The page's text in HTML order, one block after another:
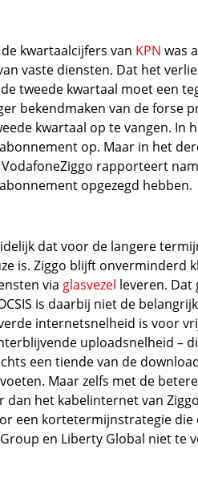
kwartaalcijfers van KPN was
vaste diensten. Dat het
tweede kwartaal moet een
bekendmaken van de forse
kwartaal op te vangen. In
op. Maar in het
rapporteert
opgezegd hebben.
dat voor de langere
is. Ziggo blijft onverminderd
via glasvezel leveren. Dat
is daarbij niet de
internetsnelheid is voor
uploadsnelheid –
een tiende van de
Maar zelfs met de
dan het kabelinternet van
een kortetermijnstrategie
en Liberty Global niet te